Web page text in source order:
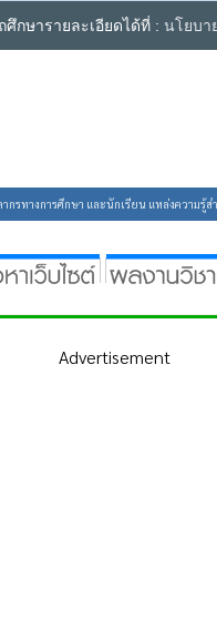
กษารายละเอียดได้ที่ : นโยบา
กรทางการศึกษา และนักเรียน แหล่งความรู้
Advertisement